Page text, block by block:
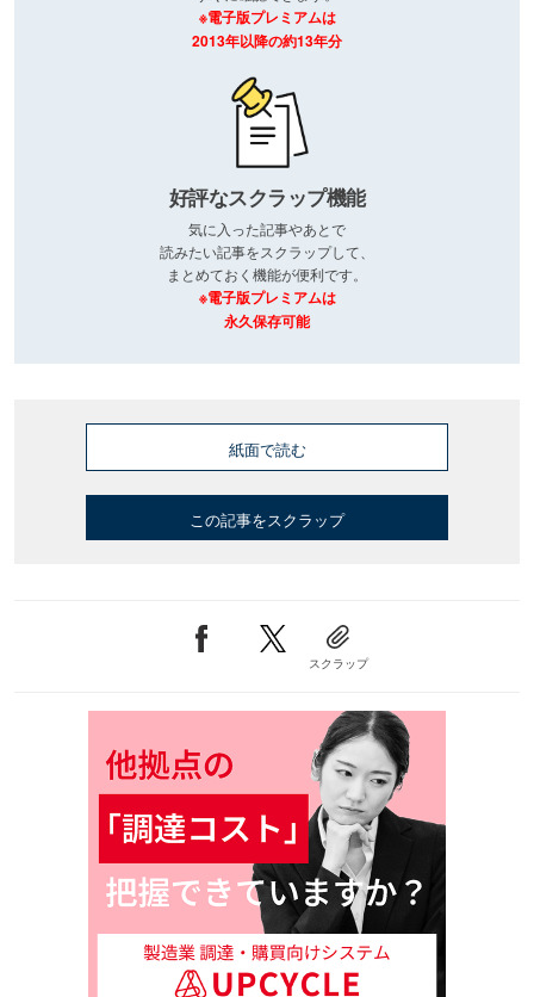
※電子版プレミアムは
2013年以降の約13年分
好評なスクラップ機能
気に入った記事やあとで
読みたい記事をスクラップして、
まとめておく機能が便利です。
※電子版プレミアムは
永久保存可能
紙面で読む
この記事をスクラップ
スクラップ